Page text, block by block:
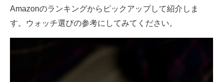
ITの今と未来を見通す
進化するPCとデバイスの未来
好きが集まる 比べて選べる
Amazonのランキングからピックアップして紹介しま
す。ウォッチ選びの参考にしてみてください。